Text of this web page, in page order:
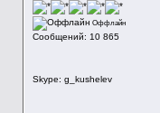
Оффлайн
Сообщений: 10 865
Skype: g_kushelev